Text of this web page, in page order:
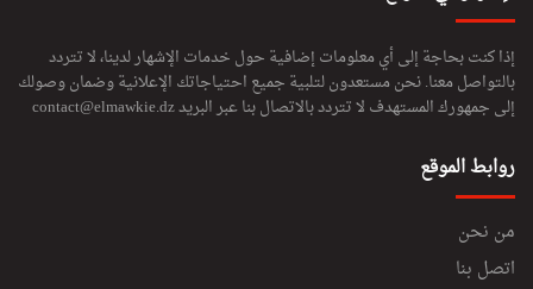
إذا كنت بحاجة إلى أي معلومات إضافية حول خدمات الإشهار لدينا، لا تتردد
بالتواصل معنا. نحن مستعدون لتلبية جميع احتياجاتك الإعلانية وضمان وصولك
إلى جمهورك المستهدف لا تتردد بالاتصال بنا عبر البريدcontact@elmawkie.dz
روابط الموقع
من نحن
اتصل بنا